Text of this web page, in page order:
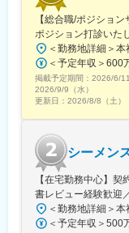
・実機研修や、
す。業界未経験
す。
■キャリアパス：
プロモーター・
ています。「営
など）へ異動実
■働き方：
・残業時間：平
・休日出勤：学
いただきます）
・緊急呼び出し
ジニアが対応す
【総合職/ポジショ
ポジション打診いた
掲載予定期間： 2026/6/11
2026/9/9（水）
更新日： 2026/8/8（土）
シーメン
【在宅勤務中心】
書レビュー経験歓迎